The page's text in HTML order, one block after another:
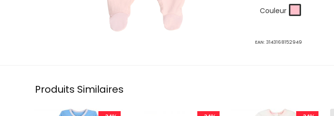
Couleur
EAN:3143168152949
Produits Similaires